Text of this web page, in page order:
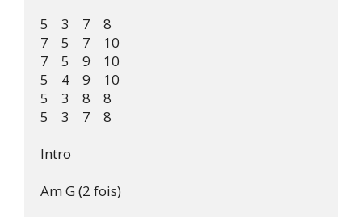
5    3    7    8
7    5    7    10
7    5    9    10
5    4    9    10
5    3    8    8
5    3    7    8
Intro
Am G (2 fois)